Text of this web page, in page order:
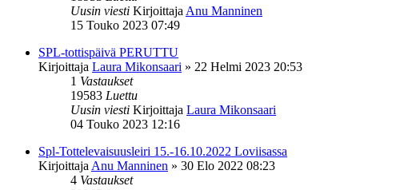
Uusin viesti Kirjoittaja Anu Manninen
15 Touko 2023 07:49
SPL-tottispäivä PERUTTU
Kirjoittaja Laura Mikonsaari » 22 Helmi 2023 20:53
1 Vastaukset
19583 Luettu
Uusin viesti Kirjoittaja Laura Mikonsaari
04 Touko 2023 12:16
Spl-Tottelevaisuusleiri 15.-16.10.2022 Loviisassa
Kirjoittaja Anu Manninen » 30 Elo 2022 08:23
4 Vastaukset